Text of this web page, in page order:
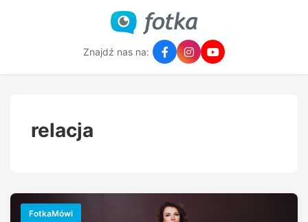
Znajdź nas na:
relacja
FotkaMówi